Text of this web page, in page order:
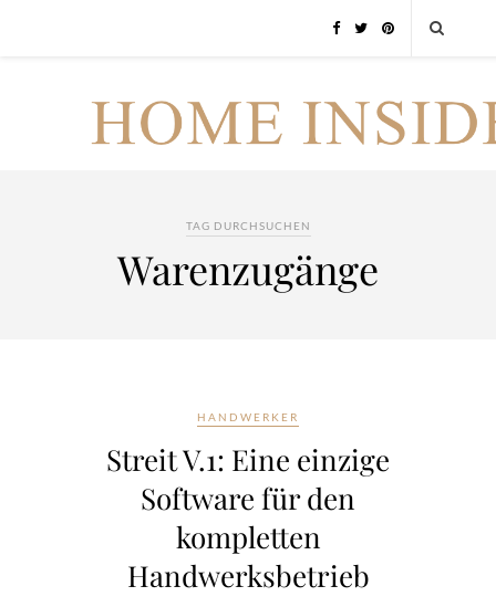
TAG DURCHSUCHEN
Warenzugänge
HANDWERKER
Streit V.1: Eine einzige
Software für den
kompletten
Handwerksbetrieb